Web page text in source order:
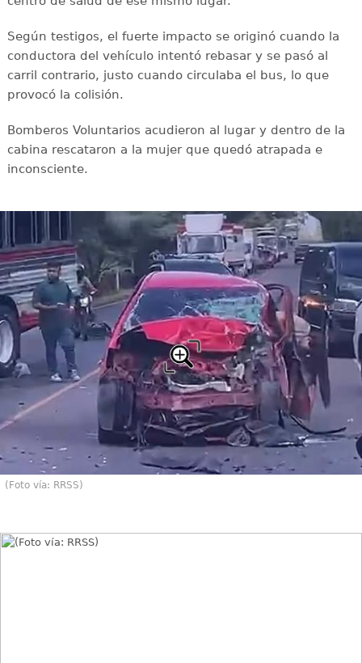
Según testigos, el fuerte impacto se originó cuando la
conductora del vehículo intentó rebasar y se pasó al
carril contrario, justo cuando circulaba el bus, lo que
provocó la colisión.
Bomberos Voluntarios acudieron al lugar y dentro de la
cabina rescataron a la mujer que quedó atrapada e
inconsciente.
(Foto vía: RRSS)